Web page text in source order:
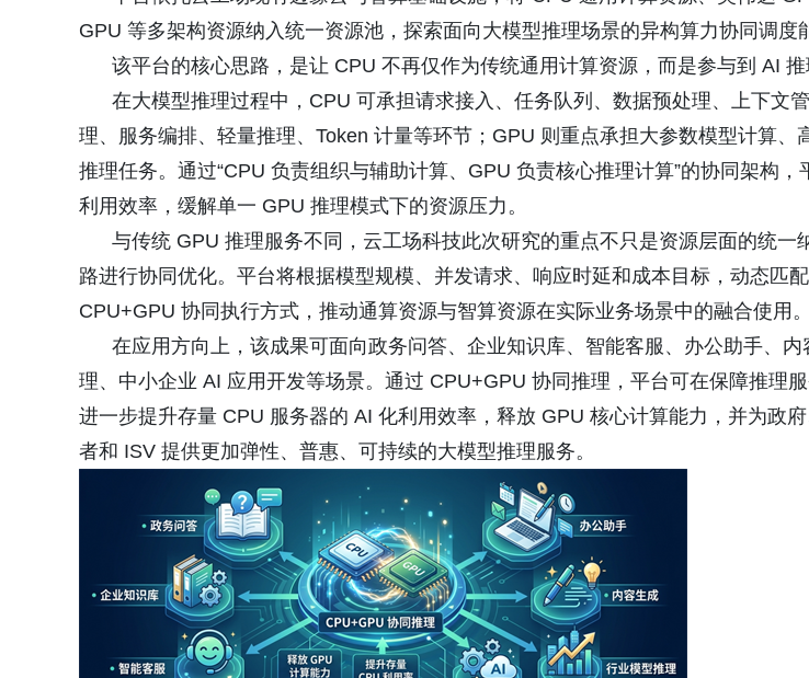
GPU 等多架构资源纳入统一资源池，探索面向大模型推理场景的异构算力协同调度
该平台的核心思路，是让 CPU 不再仅作为传统通用计算资源，而是参与到 AI 推
在大模型推理过程中，CPU 可承担请求接入、任务队列、数据预处理、上下文
理、服务编排、轻量推理、Token 计量等环节；GPU 则重点承担大参数模型计算、
推理任务。通过“CPU 负责组织与辅助计算、GPU 负责核心推理计算”的协同架构
利用效率，缓解单一 GPU 推理模式下的资源压力。
与传统 GPU 推理服务不同，云工场科技此次研究的重点不只是资源层面的统一
路进行协同优化。平台将根据模型规模、并发请求、响应时延和成本目标，动态匹
CPU+GPU 协同执行方式，推动通算资源与智算资源在实际业务场景中的融合使用。
在应用方向上，该成果可面向政务问答、企业知识库、智能客服、办公助手、内
理、中小企业 AI 应用开发等场景。通过 CPU+GPU 协同推理，平台可在保障推理
进一步提升存量 CPU 服务器的 AI 化利用效率，释放 GPU 核心计算能力，并为政
者和 ISV 提供更加弹性、普惠、可持续的大模型推理服务。